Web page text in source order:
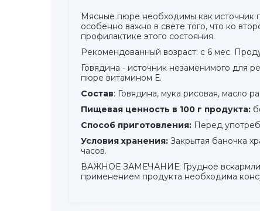
Мясные пюре необходимы как источник
особенно важно в свете того, что ко
профилактике этого состояния.
Рекомендованный возраст: с 6 мес.
Говядина - источник незаменимого для
пюре витамином Е.
Состав: Говядина, мука рисовая, масло
Пищевая ценность в 100 г продукта:
Способ приготовления: Перед
Условия хранения: Закрытая баночка
часов.
ВАЖНОЕ ЗАМЕЧАНИЕ: Грудное
применением продукта необходима